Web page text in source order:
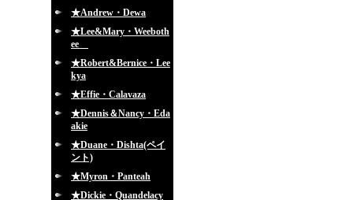
★Andrew・Dewa
★Lee&Mary・Weeboth
ee
★Robert&Bernice・Lee
kya
★Effie・Calavaza
★Dennis＆Nancy・Eda
akie
★Duane・Dishta(ペイ
ント)
★Myron・Panteah
★Dickie・Quandelacy